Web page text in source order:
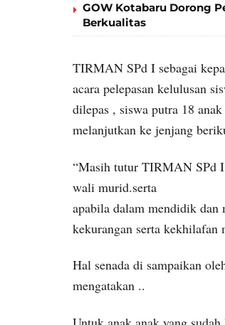
GOW Kotabaru Dorong
Berkualitas
TIRMAN SPd I sebagai
acara pelepasan kelulusan
dilepas , siswa putra 18
melanjutkan ke jenjang
“Masih tutur TIRMAN SPd I
wali murid.serta
apabila dalam mendidik
kekurangan serta kekhilafan
Hal senada di sampaikan
mengatakan ..